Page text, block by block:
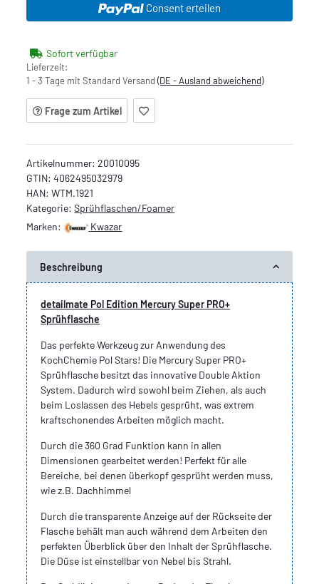
Consent erteilen
Sofort verfügbar
Lieferzeit:
1 - 3 Tage mit Standard Versand(DE - Ausland abweichend)
Frage zum Artikel
Artikelnummer:20010095
GTIN: 4062495032979
HAN: WTM.1921
Kategorie:Sprühflaschen/Foamer
Marken:
Kwazar
Beschreibung
detailmate Pol Edition Mercury Super PRO+
Sprühflasche
Das perfekte Werkzeug zur Anwendung des
KochChemie Pol Stars! Die Mercury Super PRO+
Sprühflasche besitzt das innovative Double Aktion
System. Dadurch wird sowohl beim Ziehen, als auch
beim Loslassen des Hebels gesprüht, was extrem
kraftschonendes Arbeiten möglich macht.
Durch die 360 Grad Funktion kann in allen
Dimensionen gearbeitet werden! Perfekt für alle
Bereiche, bei denen überkopf gesprüht werden muss,
wie z.B. Dachhimmel
Durch die transparente Anzeige auf der Rückseite der
Flasche behält man auch während dem Arbeiten den
perfekten Überblick über den Inhalt der Sprühflasche.
Die Düse ist einstellbar von Nebel bis Strahl.